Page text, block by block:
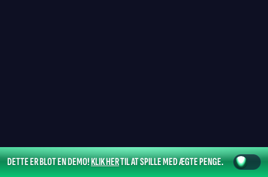
DETTE ER BLOT EN DEMO!KLIK HERTIL AT SPILLE MED ÆGTE PENGE.